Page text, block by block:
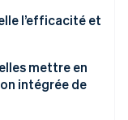
l’efficacité et
mettre en
intégrée de